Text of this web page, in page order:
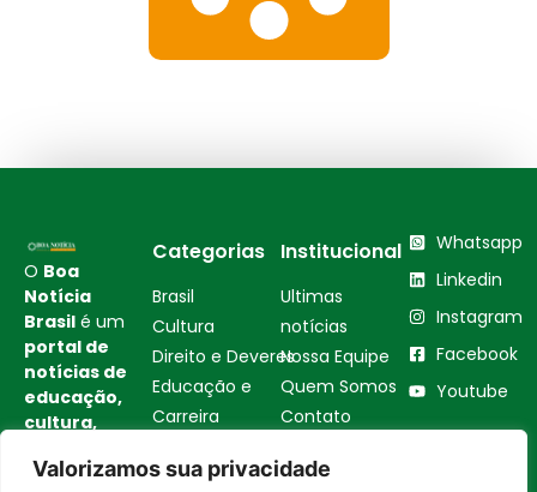
Valorizamos sua privacidade
O Boa
Notícia
Brasil é um
portal de
notícias de
educação,
cultura,
estar,
Categorias
Brasil
Cultura
Direito e Deveres
Educação e
Carreira
Saúde e Bem-Estar
Institucional
Ultimas
notícias
Nossa Equipe
Quem Somos
Contato
Editoriais
Whatsapp
Linkedin
Instagram
Facebook
Youtube